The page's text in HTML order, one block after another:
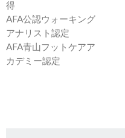
得
AFA公認ウォーキング
アナリスト認定
AFA青山フットケアア
カデミー認定